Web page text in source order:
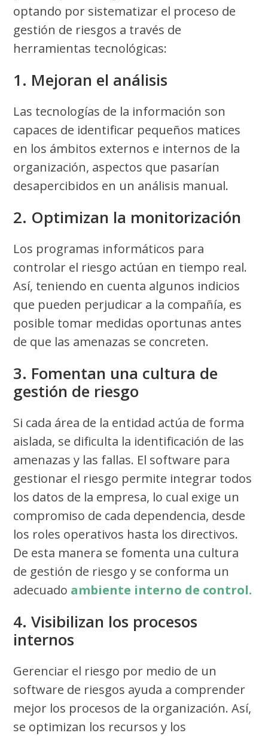
optando por sistematizar el proceso de
gestión de riesgos a través de
herramientas tecnológicas:
1. Mejoran el análisis
Las tecnologías de la información son
capaces de identificar pequeños matices
en los ámbitos externos e internos de la
organización, aspectos que pasarían
desapercibidos en un análisis manual.
2. Optimizan la monitorización
Los programas informáticos para
controlar el riesgo actúan en tiempo real.
Así, teniendo en cuenta algunos indicios
que pueden perjudicar a la compañía, es
posible tomar medidas oportunas antes
de que las amenazas se concreten.
3. Fomentan una cultura de
gestión de riesgo
Si cada área de la entidad actúa de forma
aislada, se dificulta la identificación de las
amenazas y las fallas. El software para
gestionar el riesgo permite integrar todos
los datos de la empresa, lo cual exige un
compromiso de cada dependencia, desde
los roles operativos hasta los directivos.
De esta manera se fomenta una cultura
de gestión de riesgo y se conforma un
adecuado ambiente interno de control.
4. Visibilizan los procesos
internos
Gerenciar el riesgo por medio de un
software de riesgos ayuda a comprender
mejor los procesos de la organización. Así,
se optimizan los recursos y los